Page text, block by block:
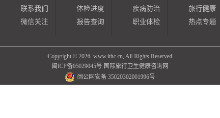
联系我们
微信关注
体检进度
报告查询
疾病防治
职业体检
旅行健康
热点专题
Copyright © 2026 www.ithc.cn, All Rights Reserved
闽ICP备05029045号 国际旅行卫生健康咨询网
闽公网安备 35020302001996号